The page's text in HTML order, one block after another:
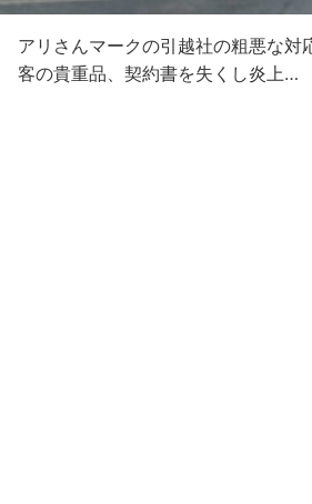
アリさんマークの引越社の粗悪な対
客の貴重品、契約書を失くし炎上…